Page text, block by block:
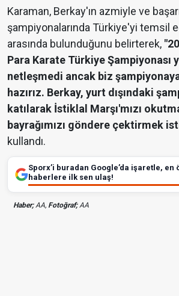
Karaman, Berkay'ın azmiyle ve
şampiyonalarında Türkiye'yi temsil
arasında bulunduğunu belirterek,
Para Karate Türkiye Şampiyonası
netleşmedi ancak biz
hazırız. Berkay, yurt dışındaki
katılarak İstiklal Marşı'mızı
bayrağımızı göndere çektirmek
kullandı.
Sporx’i buradan Google’da işaretle, en
haberlere ilk sen ulaş!
Haber;AA, Fotoğraf;AA